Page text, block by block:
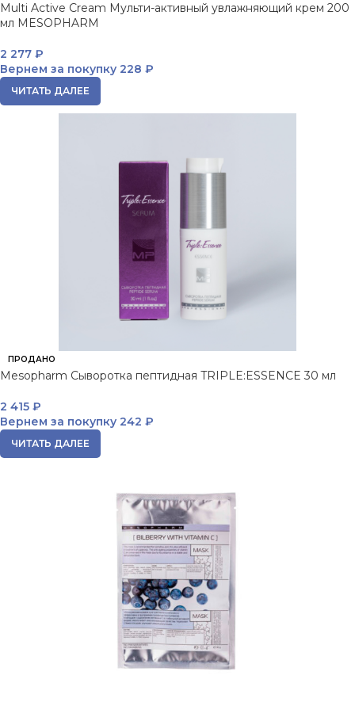
Multi Active Cream Мульти-активный увлажняющий крем 200
мл MESOPHARM
2 277 ₽
Вернем за покупку 228 ₽
ЧИТАТЬ ДАЛЕЕ
ПРОДАНО
Mesopharm Сыворотка пептидная TRIPLE:ESSENCE 30 мл
2 415 ₽
Вернем за покупку 242 ₽
ЧИТАТЬ ДАЛЕЕ